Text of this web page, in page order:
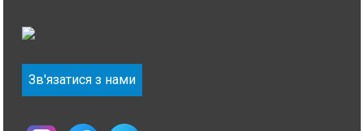
Зв'язатися з нами